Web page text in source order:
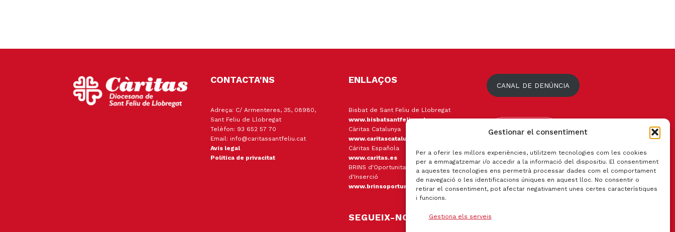
Gestionar el consentiment
Per a oferir les millors experiències, utilitzem tecnologies com les cookies
per a emmagatzemar i/o accedir a la informació del dispositiu. El consentiment
a aquestes tecnologies ens permetrà processar dades com el comportament
de navegació o les identificacions úniques en aquest lloc. No consentir o
retirar el consentiment, pot afectar negativament unes certes característiques
i funcions.
Gestiona els serveis
CONTACTA'NS
Adreça: C/ Armenteres, 35, 08980,
Sant Feliu de Llobregat
Telèfon: 93 652 57 70
Email: info@caritassantfeliu.cat
Avís legal
Política de privacitat
ENLLAÇOS
Bisbat de Sant Feliu de Llobregat
www.bisbatsantfeliu.cat
Càritas Catalunya
www.caritascatalunya.cat
Cáritas Española
www.caritas.es
BRINS d'Oportunitats Empresa
d'Inserció
www.brinsoportunitats.cat
SEGUEIX-NOS
CANAL DE DENÚNCIA